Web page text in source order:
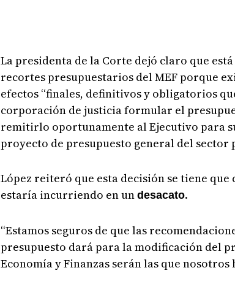
La presidenta de la Corte dejó claro que
recortes presupuestarios del MEF porque
efectos “finales, definitivos y obligatorios
corporación de justicia formular el
remitirlo oportunamente al Ejecutivo para
proyecto de presupuesto general del sector
López reiteró que esta decisión se tiene
estaría incurriendo en un desacato.
“Estamos seguros de que las
presupuesto dará para la modificación del
Economía y Finanzas serán las que